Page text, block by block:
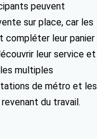
peuvent
sur place, car les
compléter leur panier
leur service et
multiples
de métro et les
du travail.